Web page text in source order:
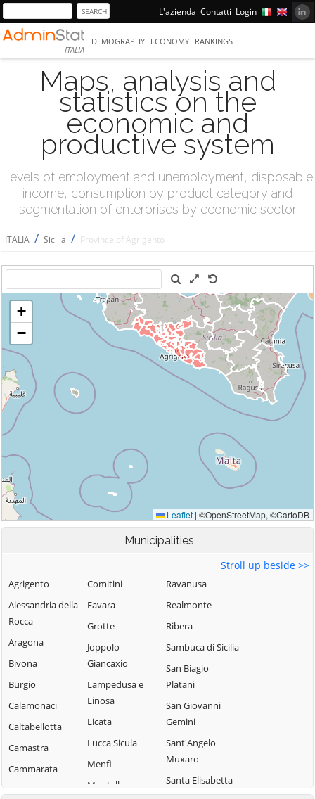
L'azienda Contatti Login
ITALIA
DEMOGRAPHY ECONOMY RANKINGS
Maps, analysis and
statistics on the
economic and
productive system
Levels of employment and unemployment, disposable
income, consumption by product category and
segmentation of enterprises by economic sector
ITALIA / Sicilia / Province of Agrigento
Municipalities
Stroll up beside >>
Agrigento
Alessandria della
Rocca
Aragona
Bivona
Burgio
Calamonaci
Caltabellotta
Camastra
Cammarata
Campobello di
Comitini
Favara
Grotte
Joppolo
Giancaxio
Lampedusa e
Linosa
Licata
Lucca Sicula
Menfi
Montallegro
Ravanusa
Realmonte
Ribera
Sambuca di Sicilia
San Biagio
Platani
San Giovanni
Gemini
Sant'Angelo
Muxaro
Santa Elisabetta